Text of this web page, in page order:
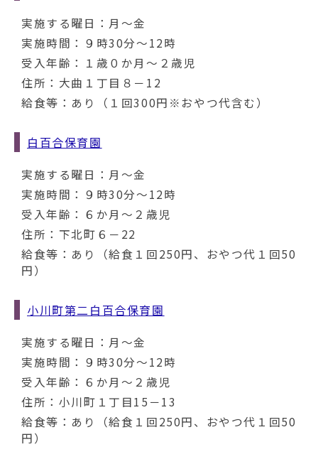
実施する曜日：月～金
実施時間：９時30分～12時
受入年齢：１歳０か月～２歳児
住所：大曲１丁目８－12
給食等：あり（１回300円※おやつ代含む）
白百合保育園
実施する曜日：月～金
実施時間：９時30分～12時
受入年齢：６か月～２歳児
住所：下北町６－22
給食等：あり（給食１回250円、おやつ代１回50
円）
小川町第二白百合保育園
実施する曜日：月～金
実施時間：９時30分～12時
受入年齢：６か月～２歳児
住所：小川町１丁目15－13
給食等：あり（給食１回250円、おやつ代１回50
円）